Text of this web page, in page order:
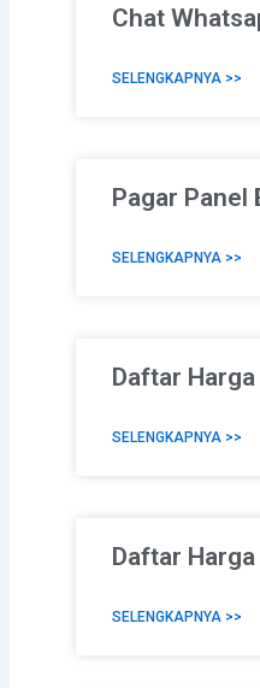
Chat
SELENGKAPNYA >>
Pagar Panel
SELENGKAPNYA >>
Daftar
SELENGKAPNYA >>
Daftar
SELENGKAPNYA >>